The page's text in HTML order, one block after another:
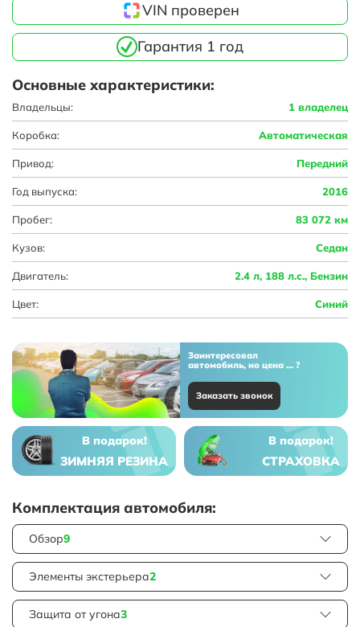
VIN проверен
Гарантия 1 год
Основные характеристики:
Владельцы: 1 владелец
Коробка: Автоматическая
Привод: Передний
Год выпуска: 2016
Пробег: 83 072 км
Кузов: Седан
Двигатель: 2.4 л, 188 л.с., Бензин
Цвет: Синий
Заинтересовал
автомобиль, но цена ... ?
Заказать звонок
В подарок!
ЗИМНЯЯ РЕЗИНА
В подарок!
СТРАХОВКА
Комплектация автомобиля:
Обзор9
Элементы экстерьера2
Защита от угона3